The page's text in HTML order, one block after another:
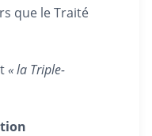
que le Traité
« la Triple-